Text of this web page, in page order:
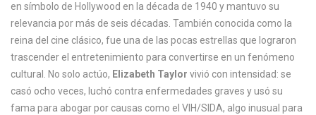
a
l
a
n
a
en símbolo de Hollywood en la década de 1940 y mantuvo su
relevancia por más de seis décadas . También conocida como la
reina del cine clásico, fue una de las pocas estrellas que lograron
trascender el entretenimiento para convertirse en un fenómeno
cultural.
No solo actúo, Elizabeth Taylor vivió con intensidad: se
casó ocho veces, luchó contra enfermedades graves y usó su
fama para abogar por causas como el VIH/SIDA, algo inusual para